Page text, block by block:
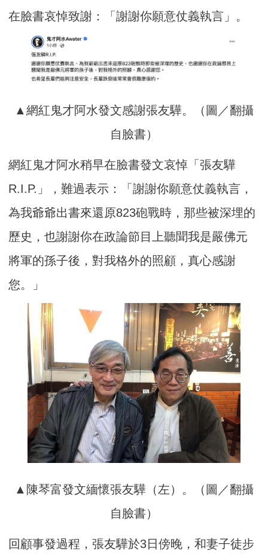
在臉書哀悼致謝：「謝謝你願意仗義執言」。
▲網紅鬼才阿水發文感謝張友驊。（圖／翻攝
自臉書）
網紅鬼才阿水稍早在臉書發文哀悼「張友驊
R.I.P.」，難過表示：「謝謝你願意仗義執言，
為我爺爺出書來還原823砲戰時，那些被深埋的
歷史，也謝謝你在政論節目上聽聞我是嚴佛元
將軍的孫子後，對我格外的照顧，真心感謝
您。」
▲陳琴富發文緬懷張友驊（左）。（圖／翻攝
自臉書）
回顧事發過程，張友驊於3日傍晚，和妻子徒步